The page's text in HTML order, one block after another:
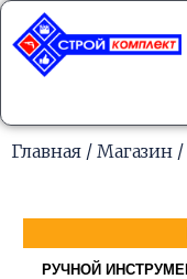
Перейти
содержимому
Главная / Магазин /
РУЧНОЙ